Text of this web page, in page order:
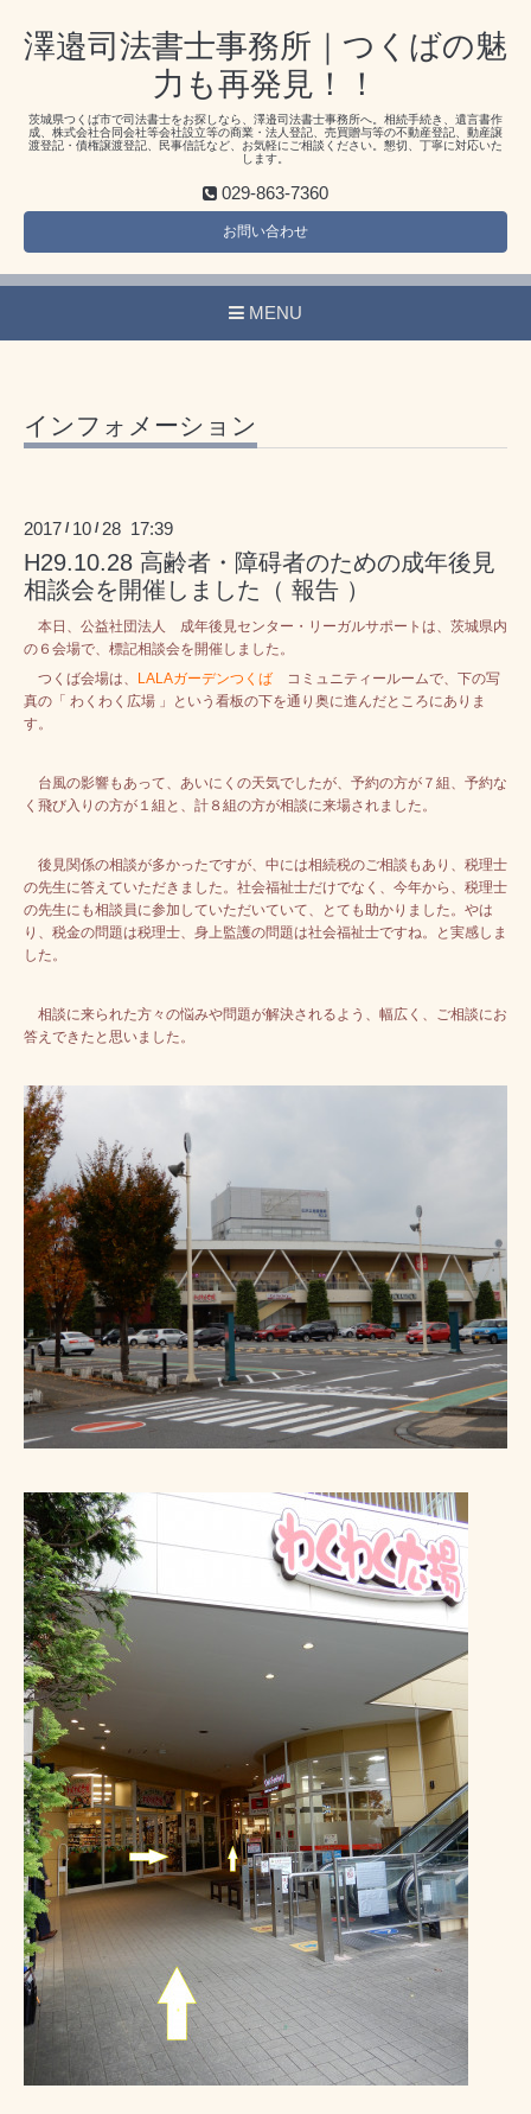
澤邉司法書士事務所｜つくばの魅
力も再発見！！
茨城県つくば市で司法書士をお探しなら、澤邉司法書士事務所へ。相続手続き、遺言書作
成、株式会社合同会社等会社設立等の商業・法人登記、売買贈与等の不動産登記、動産譲
渡登記・債権譲渡登記、民事信託など、お気軽にご相談ください。懇切、丁寧に対応いた
します。
029-863-7360
お問い合わせ
MENU
インフォメーション
2017 / 10 / 28 17:39
H29.10.28 高齢者・障碍者のための成年後見
相談会を開催しました（ 報告 ）
本日、公益社団法人 成年後見センター・リーガルサポートは、茨城県内
の６会場で、標記相談会を開催しました。
つくば会場は、 LALAガーデンつくば コミュニティールームで、下の写
真の「 わくわく広場 」という看板の下を通り奥に進んだところにありま
す。
台風の影響もあって、あいにくの天気でしたが、予約の方が７組、予約な
く飛び入りの方が１組と、計８組の方が相談に来場されました。
後見関係の相談が多かったですが、中には相続税のご相談もあり、税理士
の先生に答えていただきました。社会福祉士だけでなく、今年から、税理士
の先生にも相談員に参加していただいていて、とても助かりました。やは
り、税金の問題は税理士、身上監護の問題は社会福祉士ですね。と実感しま
した。
相談に来られた方々の悩みや問題が解決されるよう、幅広く、ご相談にお
答えできたと思いました。